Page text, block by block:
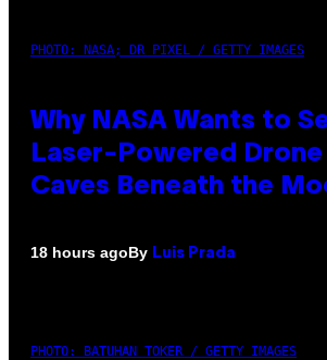
PHOTO: NASA; DR PIXEL / GETTY IMAGES
Why NASA Wants to
Laser-Powered
Caves Beneath the
18 hours agoBy Luis Prada
PHOTO: BATUHAN TOKER / GETTY IMAGES